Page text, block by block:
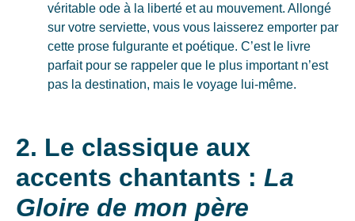
véritable ode à la liberté et au mouvement. Allongé
sur votre serviette, vous vous laisserez emporter par
cette prose fulgurante et poétique. C’est le livre
parfait pour se rappeler que le plus important n’est
pas la destination, mais le voyage lui-même.
2. Le classique aux
accents chantants : La
Gloire de mon père